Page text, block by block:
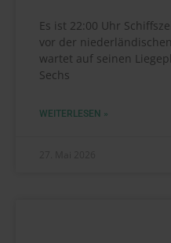
Es ist 22:00 Uhr
vor der
wartet auf seinen
Sechs
WEITERLESEN »